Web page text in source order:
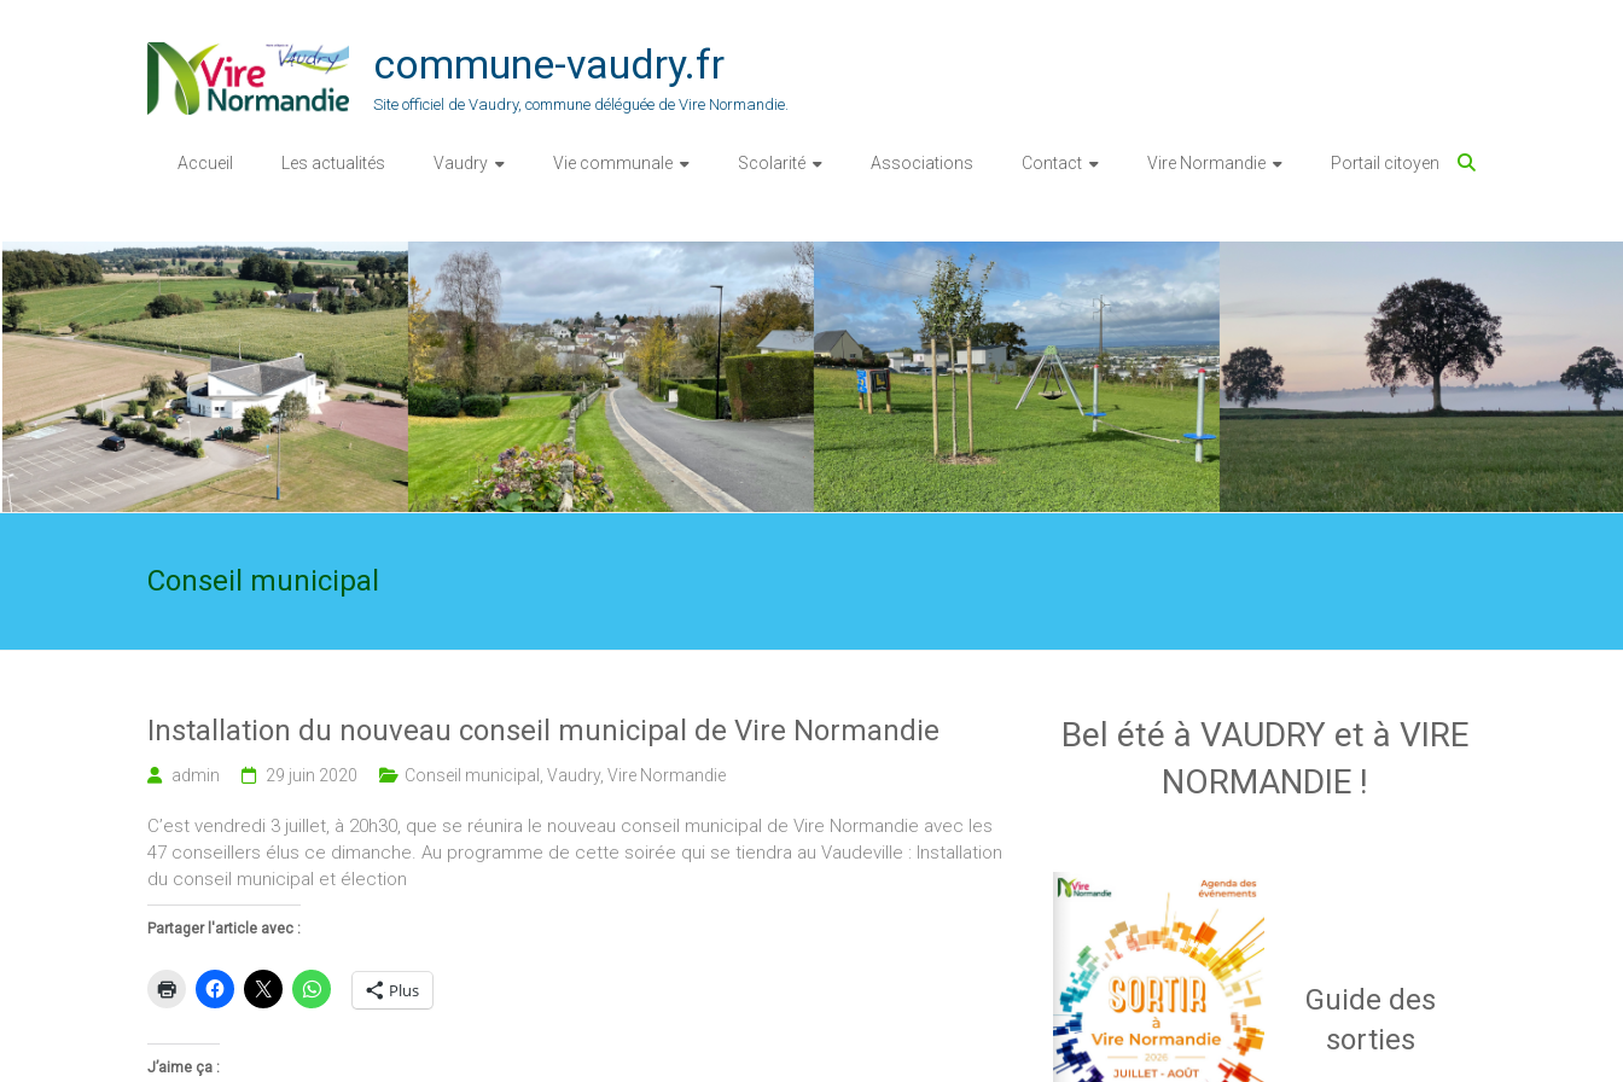
commune-vaudry.fr
Site officiel de Vaudry, commune déléguée de Vire Normandie.
Accueil Les actualités Vaudry Vie communale Scolarité Associations Contact Vire Normandie Portail citoyen
Conseil municipal
Installation du nouveau conseil municipal de Vire Normandie
admin 29 juin 2020 Conseil municipal Vaudry, Vire Normandie
C’est vendredi 3 juillet, à 20h30, que se réunira le nouveau conseil municipal de Vire Normandie avec les
47 conseillers élus ce dimanche. Au programme de cette soirée qui se tiendra au Vaudeville : Installation
du conseil municipal et élection
Partager l'article avec :
Plus
J’aime ça :
Bel été à VAUDRY et à VIRE
NORMANDIE !
Guide des
sorties